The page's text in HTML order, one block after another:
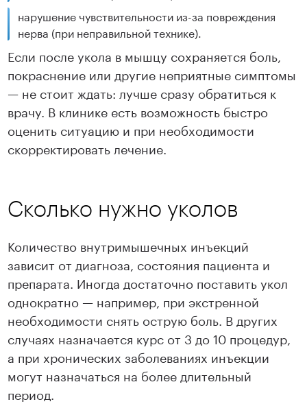
нарушение чувствительности из-за повреждения
нерва (при неправильной технике).
Если после укола в мышцу сохраняется боль,
покраснение или другие неприятные симптомы
— не стоит ждать: лучше сразу обратиться к
врачу. В клинике есть возможность быстро
оценить ситуацию и при необходимости
скорректировать лечение.
Сколько нужно уколов
Количество внутримышечных инъекций
зависит от диагноза, состояния пациента и
препарата. Иногда достаточно поставить укол
однократно — например, при экстренной
необходимости снять острую боль. В других
случаях назначается курс от 3 до 10 процедур,
а при хронических заболеваниях инъекции
могут назначаться на более длительный
период.